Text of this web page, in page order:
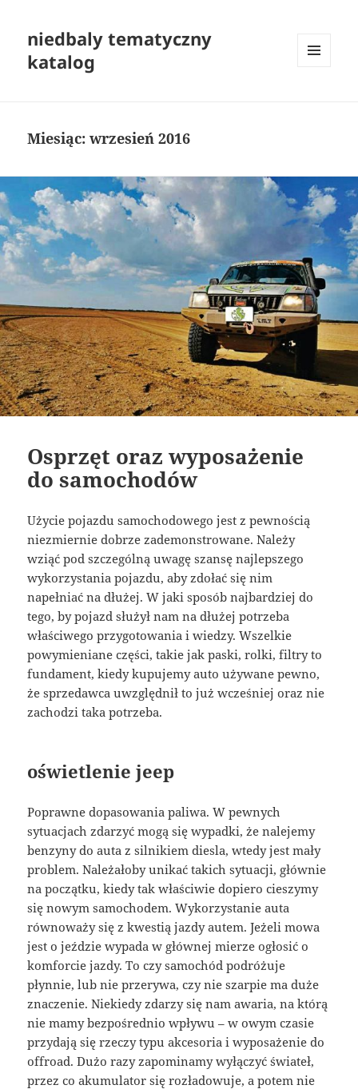
niedbaly tematyczny
katalog
Miesiąc:wrzesień 2016
Osprzęt oraz wyposażenie
do samochodów
Użycie pojazdu samochodowego jest z pewnością
niezmiernie dobrze zademonstrowane. Należy
wziąć pod szczególną uwagę szansę najlepszego
wykorzystania pojazdu, aby zdołać się nim
napełniać na dłużej. W jaki sposób najbardziej do
tego, by pojazd służył nam na dłużej potrzeba
właściwego przygotowania i wiedzy. Wszelkie
powymieniane części, takie jak paski, rolki, filtry to
fundament, kiedy kupujemy auto używane pewno,
że sprzedawca uwzględnił to już wcześniej oraz nie
zachodzi taka potrzeba.
oświetlenie jeep
Poprawne dopasowania paliwa. W pewnych
sytuacjach zdarzyć mogą się wypadki, że nalejemy
benzyny do auta z silnikiem diesla, wtedy jest mały
problem. Należałoby unikać takich sytuacji, głównie
na początku, kiedy tak właściwie dopiero cieszymy
się nowym samochodem. Wykorzystanie auta
równoważy się z kwestią jazdy autem. Jeżeli mowa
jest o jeździe wypada w głównej mierze ogłosić o
komforcie jazdy. To czy samochód podróżuje
płynnie, lub nie przerywa, czy nie szarpie ma duże
znaczenie. Niekiedy zdarzy się nam awaria, na którą
nie mamy bezpośrednio wpływu – w owym czasie
przydają się rzeczy typu akcesoria i wyposażenie do
offroad. Dużo razy zapominamy wyłączyć świateł,
przez co akumulator się rozładowuje, a potem nie